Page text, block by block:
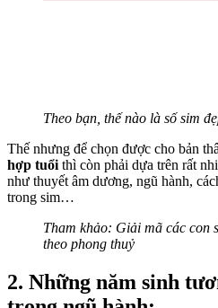
Theo bạn, thế nào là số sim
Thế nhưng để chọn được cho bản
hợp tuổi thì còn phải dựa trên rất
như thuyết âm dương, ngũ hành,
trong sim…
Tham khảo: Giải mã các con
theo phong thuỷ
2. Những năm sinh